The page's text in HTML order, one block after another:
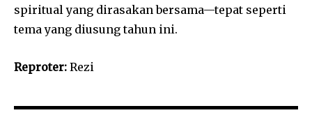
spiritual yang dirasakan bersama—tepat seperti
tema yang diusung tahun ini.
Reproter: Rezi